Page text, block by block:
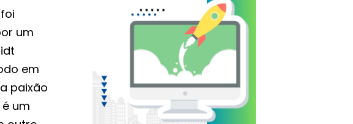
um
em
paixão
um